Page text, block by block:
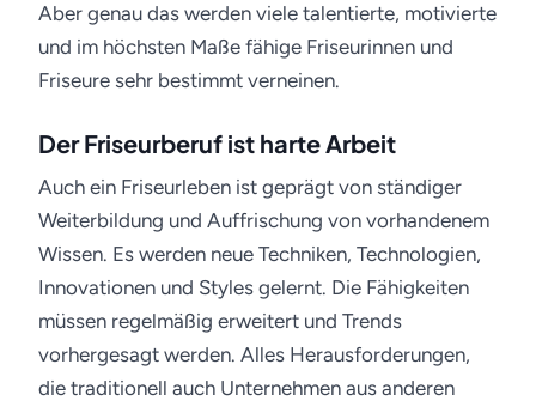
Aber genau das werden viele talentierte, motivierte
und im höchsten Maße fähige Friseurinnen und
Friseure sehr bestimmt verneinen.
Der Friseurberuf ist harte Arbeit
Auch ein Friseurleben ist geprägt von ständiger
Weiterbildung und Auffrischung von vorhandenem
Wissen. Es werden neue Techniken, Technologien,
Innovationen und Styles gelernt. Die Fähigkeiten
müssen regelmäßig erweitert und Trends
vorhergesagt werden. Alles Herausforderungen,
die traditionell auch Unternehmen aus anderen